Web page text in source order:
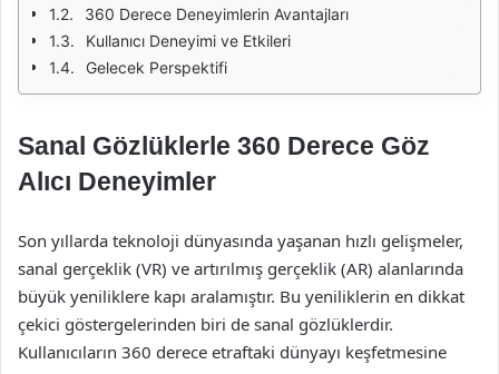
360 Derece Deneyimlerin Avantajları
Kullanıcı Deneyimi ve Etkileri
Gelecek Perspektifi
Sanal Gözlüklerle 360 Derece Göz
Alıcı Deneyimler
Son yıllarda teknoloji dünyasında yaşanan hızlı gelişmeler,
sanal gerçeklik (VR) ve artırılmış gerçeklik (AR) alanlarında
büyük yeniliklere kapı aralamıştır. Bu yeniliklerin en dikkat
çekici göstergelerinden biri de sanal gözlüklerdir.
Kullanıcıların 360 derece etraftaki dünyayı keşfetmesine